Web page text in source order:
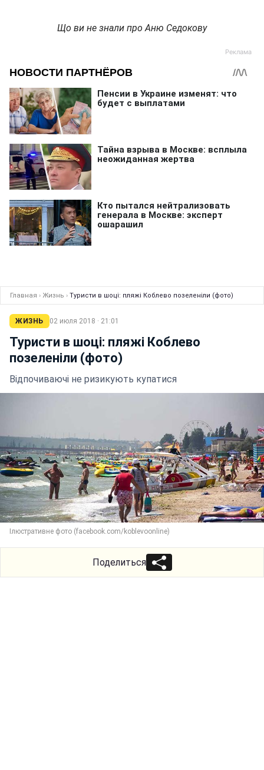
Що ви не знали про Аню Седокову
Главная › Жизнь › Туристи в шоці: пляжі Коблево позеленіли (фото)
ЖИЗНЬ 02 июля 2018 · 21:01
Туристи в шоці: пляжі Коблево
позеленіли (фото)
Відпочиваючі не ризикують купатися
Ілюстративне фото (facebook.com/koblevoonline)
Поделиться